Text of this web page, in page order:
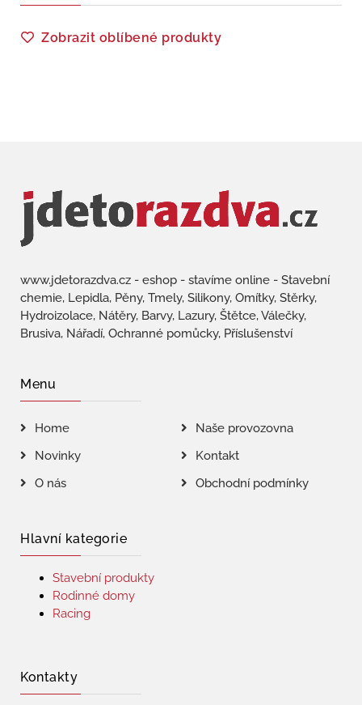
Zobrazit oblíbené produkty
www.jdetorazdva.cz - eshop - stavíme online - Stavební
chemie, Lepidla, Pěny, Tmely, Silikony, Omítky, Stěrky,
Hydroizolace, Nátěry, Barvy, Lazury, Štětce, Válečky,
Brusiva, Nářadí, Ochranné pomůcky, Příslušenství
Menu
Home
Naše provozovna
Novinky
Kontakt
O nás
Obchodní podmínky
Hlavní kategorie
Stavební produkty
Rodinné domy
Racing
Kontakty